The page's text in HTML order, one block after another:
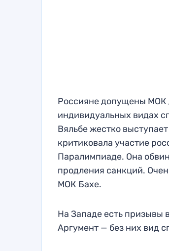
Россияне допущены МОК
индивидуальных видах
Вяльбе жестко
критиковала участие
Паралимпиаде. Она
продления санкций.
МОК Бахе.
На Западе есть призывы
Аргумент — без них вид